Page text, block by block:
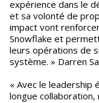
expérience dans le
et sa volonté de
impact vont
Snowflake et
leurs opérations de
système. » Darren
« Avec le leadership
longue collaboration,